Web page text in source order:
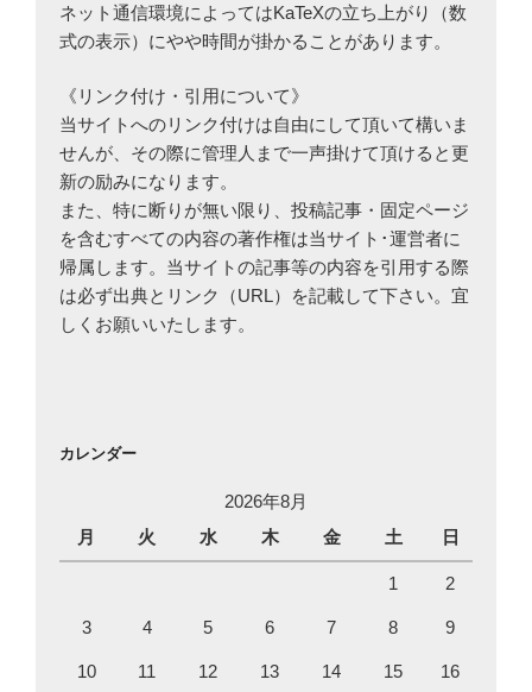
ネット通信環境によってはKaTeXの立ち上がり（数
式の表示）にやや時間が掛かることがあります。
《リンク付け・引用について》
当サイトへのリンク付けは自由にして頂いて構いま
せんが、その際に管理人まで一声掛けて頂けると更
新の励みになります。
また、特に断りが無い限り、投稿記事・固定ページ
を含むすべての内容の著作権は当サイト･運営者に
帰属します。当サイトの記事等の内容を引用する際
は必ず出典とリンク（URL）を記載して下さい。宜
しくお願いいたします。
カレンダー
2026年8月
月
火 水 木 金 土 日
1 2
3 4 5 6 7 8 9
10 11 12 13 14 15 16